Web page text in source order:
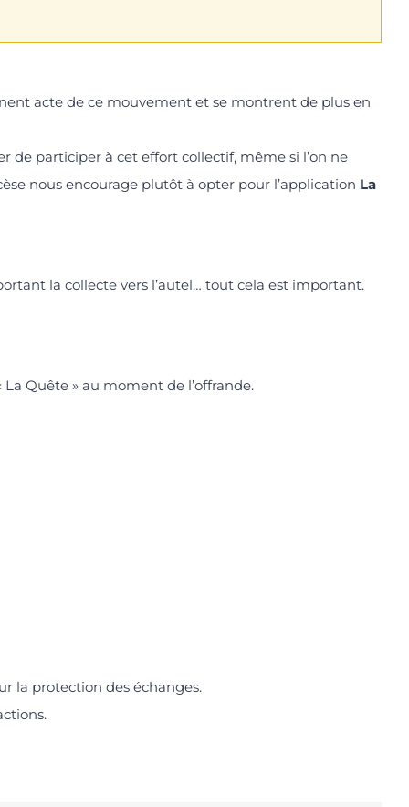
acte de ce mouvement et se montrent de plus en
de participer à cet effort collectif, même si l’on ne
nous encourage plutôt à opter pour l’application La
la collecte vers l’autel… tout cela est important.
Quête » au moment de l’offrande.
la protection des échanges.